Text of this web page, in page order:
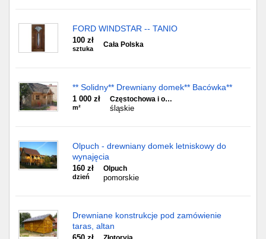
FORD WINDSTAR -- TANIO
100 zł
sztuka
Cała Polska
** Solidny** Drewniany domek** Bacówka**
1 000 zł
m²
Częstochowa i o…
śląskie
Olpuch - drewniany domek letniskowy do
wynajęcia
160 zł
dzień
Olpuch
pomorskie
Drewniane konstrukcje pod zamówienie
taras, altan